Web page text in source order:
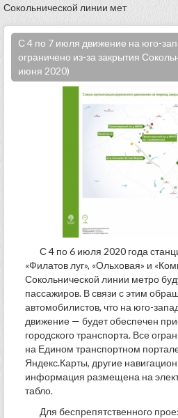
Сокольнической линии мет
С 4 по 7 июля движение на юго-
ограничено из-за закрытия
июня 2020)
С 4 по 6 июля 2020 года
«Филатов луг», «Ольховая» и
Сокольнической линии метро
пассажиров. В связи с этим
автомобилистов, что на юго-
движение — будет обеспечен
городского транспорта. Все
на Едином транспортном
Яндекс.Карты, другие
информация размещена на
табло.
Для беспрепятственного